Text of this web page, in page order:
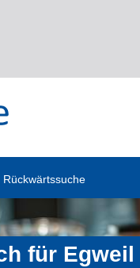
Rückwärtssuche
für Egweil